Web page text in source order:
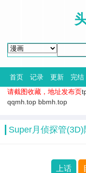
首页 记录 更新 完结
请截图收藏，地址发布页
qqmh.top bbmh.top
Super月侦探管
上话